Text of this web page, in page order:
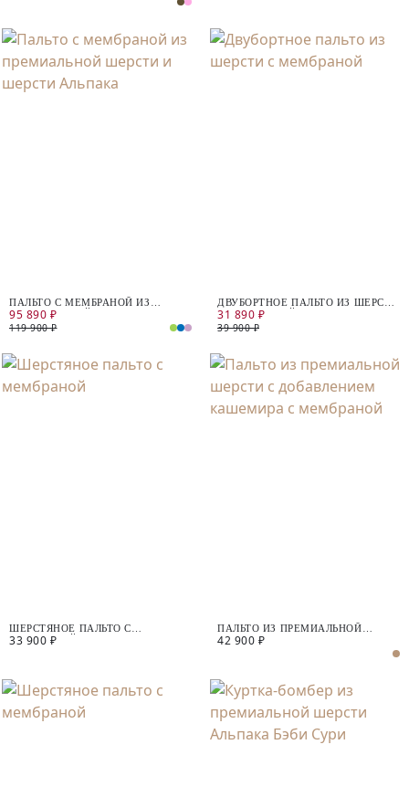
ПАЛЬТО С МЕМБРАНОЙ ИЗ
ПРЕМИАЛЬНОЙ ШЕРСТИ И
ШЕРСТИ АЛЬПАКА
95 890 ₽
119 900 ₽
ДВУБОРТНОЕ ПАЛЬТО ИЗ ШЕРСТИ
С МЕМБРАНОЙ
31 890 ₽
39 900 ₽
ШЕРСТЯНОЕ ПАЛЬТО С
МЕМБРАНОЙ
33 900 ₽
ПАЛЬТО ИЗ ПРЕМИАЛЬНОЙ
ШЕРСТИ С ДОБАВЛЕНИЕМ
42 900 ₽